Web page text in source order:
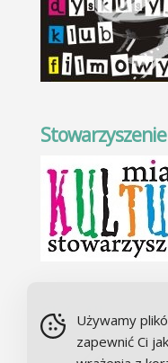
Chór Alla
Używamy
zapewnić Ci